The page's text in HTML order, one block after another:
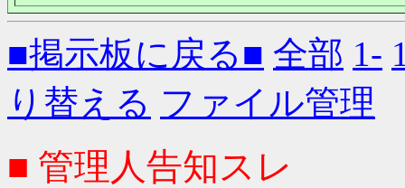
■掲示板に戻る■ 全部 1-
り替える ファイル管理
■ 管理人告知スレ